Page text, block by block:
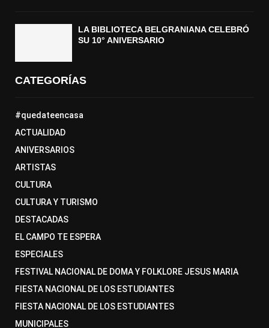
LA BIBLIOTECA BELGRANIANA CELEBRÓ
SU 10° ANIVERSARIO
CATEGORÍAS
#quedateencasa
ACTUALIDAD
ANIVERSARIOS
ARTISTAS
CULTURA
CULTURA Y TURISMO
DESTACADAS
EL CAMPO TE ESPERA
ESPECIALES
FESTIVAL NACIONAL DE DOMA Y FOLKLORE JESUS MARIA
FIESTA NACIONAL DE LOS ESTUDIANTES
FIESTA NACIONAL DE LOS ESTUDIANTES
MUNICIPALES